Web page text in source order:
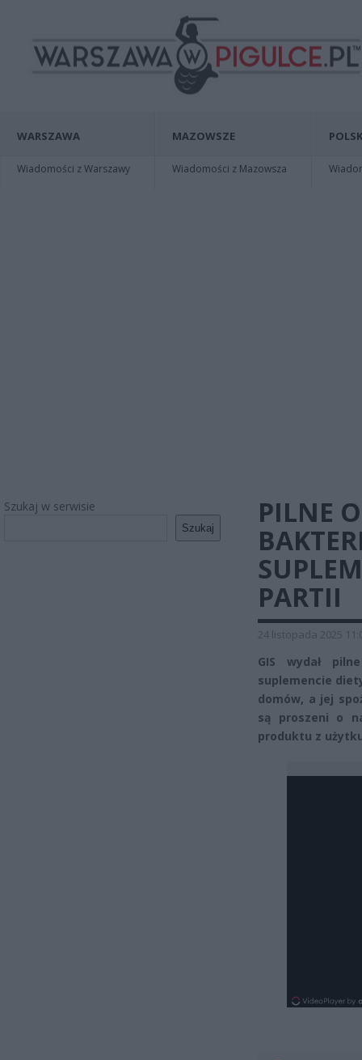
WARSZAWA
Wiadomości z Warszawy
MAZOWSZE
Wiadomości z Mazowsza
Szukaj w serwisie
Szukaj
PILNE
PARTII
24 listopada 2025
GIS wydał
suplemencie
domów, a jej
są proszeni o
produktu z